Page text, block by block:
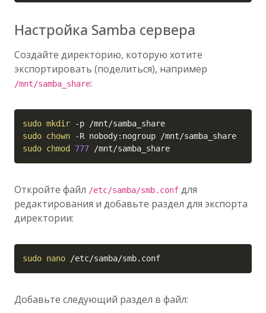
Настройка Samba сервера
Создайте директорию, которую хотите
экспортировать (поделиться), например
/mnt/samba_share:
sudo mkdir -p
sudo chown -R
sudo chmod 777 /mnt/samba_share
Откройте файл /etc/samba/smb.conf для
редактирования и добавьте раздел для экспорта
директории:
sudo nano /etc/samba/smb.conf
Добавьте следующий раздел в файл: